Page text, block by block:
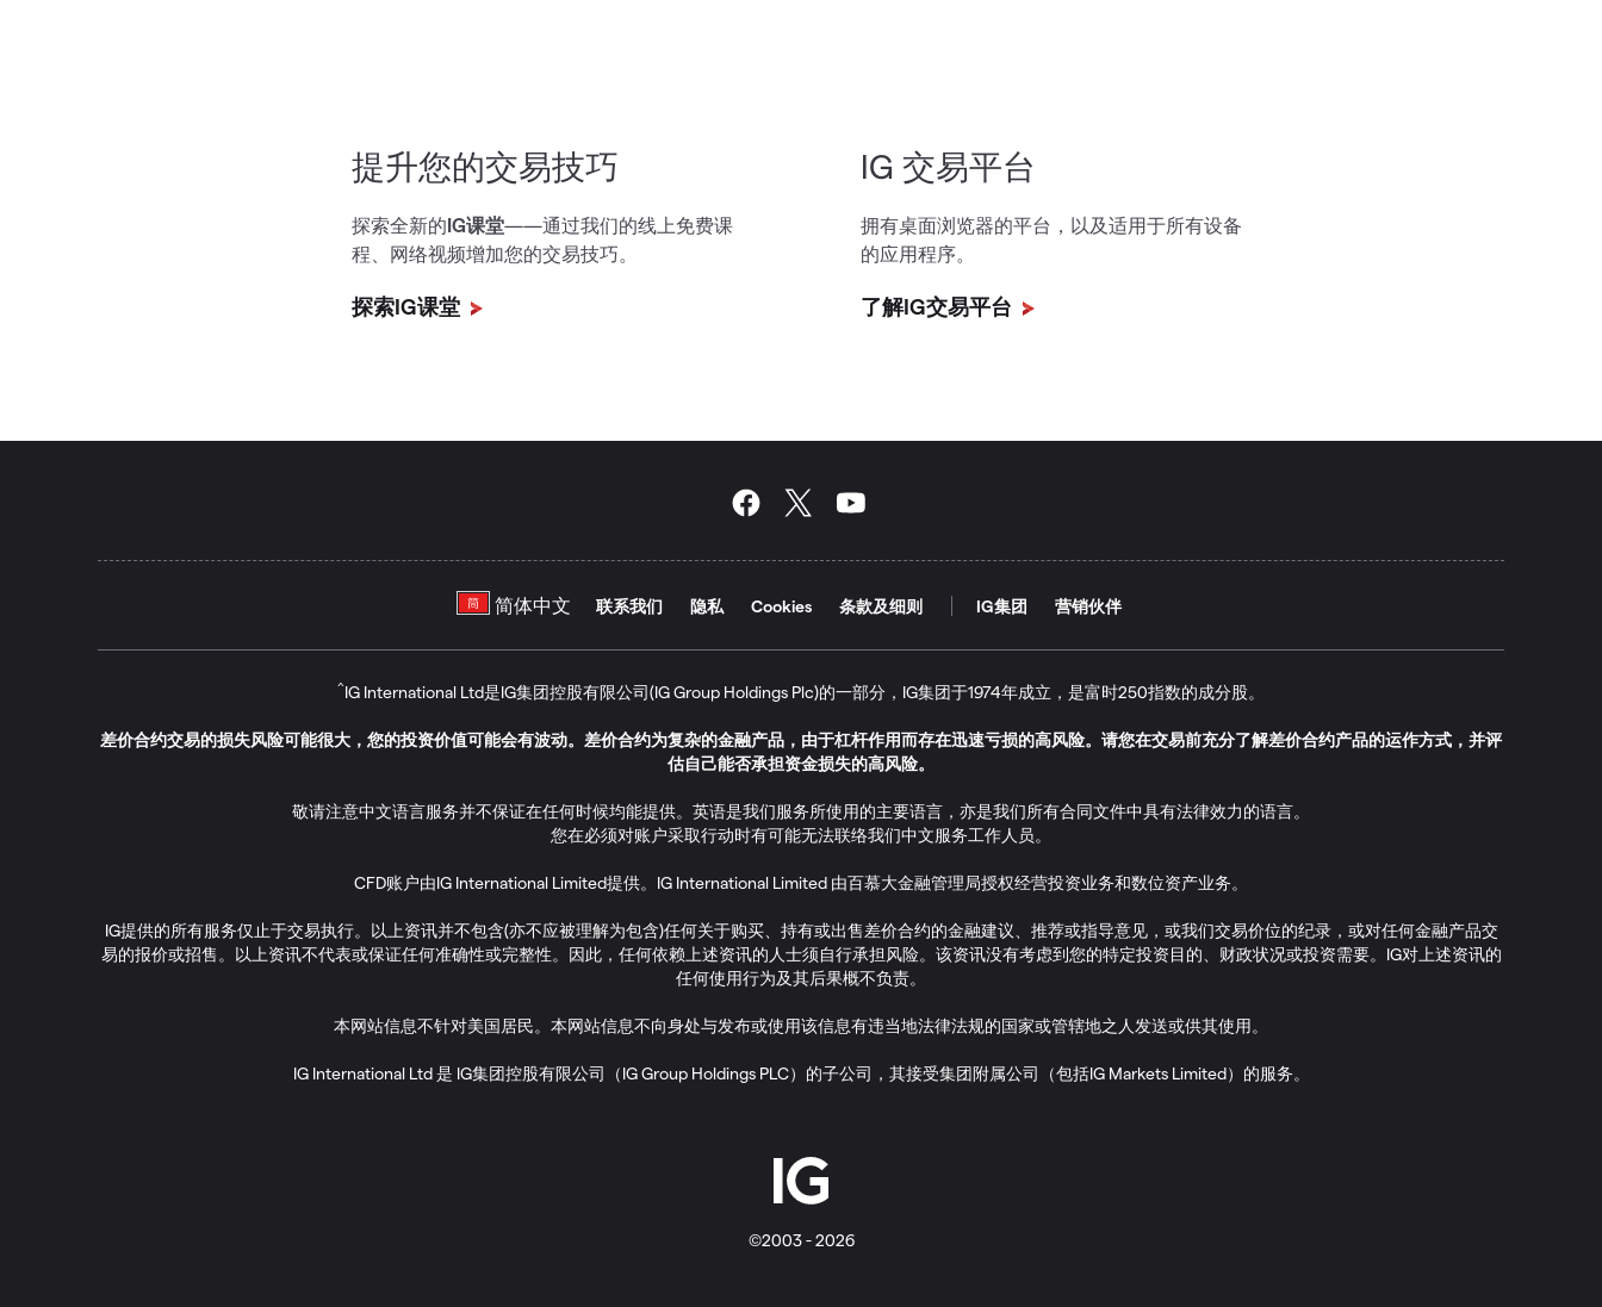
提升您的交易技巧
探索全新的IG课堂——通过我们的线上免费课
程、网络视频增加您的交易技巧。
探索IG课堂
IG 交易平台
拥有桌面浏览器的平台，以及适用于所有设备
的应用程序。
了解IG交易平台
联系我们 隐私 Cookies 条款及细则 IG集团 营销伙伴
^IG International Ltd是IG集团控股有限公司(IG Group Holdings Plc)的一部分，IG集团于1974年成立，是富时250指数的成分股。
差价合约交易的损失风险可能很大，您的投资价值可能会有波动。差价合约为复杂的金融产品，由于杠杆作用而存在迅速亏损的高风险。请您在交易前充分了解差价合约产品的运作方式，并评
估自己能否承担资金损失的高风险。
敬请注意中文语言服务并不保证在任何时候均能提供。英语是我们服务所使用的主要语言，亦是我们所有合同文件中具有法律效力的语言。
您在必须对账户采取行动时有可能无法联络我们中文服务工作人员。
CFD账户由IG International Limited提供。IG International Limited 由百慕大金融管理局授权经营投资业务和数位资产业务。
IG提供的所有服务仅止于交易执行。以上资讯并不包含(亦不应被理解为包含)任何关于购买、持有或出售差价合约的金融建议、推荐或指导意见，或我们交易价位的纪录，或对任何金融产品交
易的报价或招售。以上资讯不代表或保证任何准确性或完整性。因此，任何依赖上述资讯的人士须自行承担风险。该资讯没有考虑到您的特定投资目的、财政状况或投资需要。IG对上述资讯的
任何使用行为及其后果概不负责。
本网站信息不针对美国居民。本网站信息不向身处与发布或使用该信息有违当地法律法规的国家或管辖地之人发送或供其使用。
IG International Ltd 是 IG集团控股有限公司（IG Group Holdings PLC）的子公司，其接受集团附属公司（包括IG Markets Limited）的服务。
©2003 - 2026